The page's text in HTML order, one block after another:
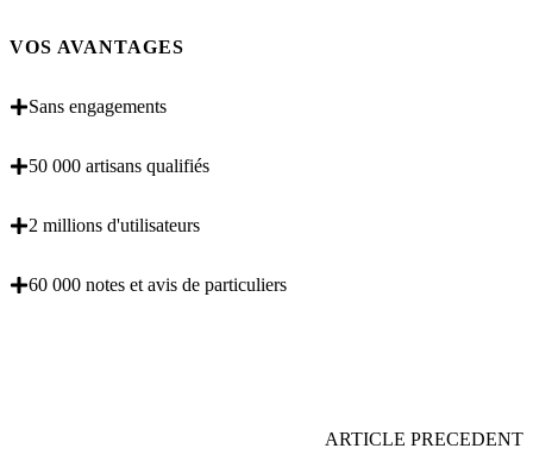
VOS AVANTAGES
Sans engagements
50 000 artisans qualifiés
2 millions d'utilisateurs
60 000 notes et avis de particuliers
ARTICLE PRECEDENT